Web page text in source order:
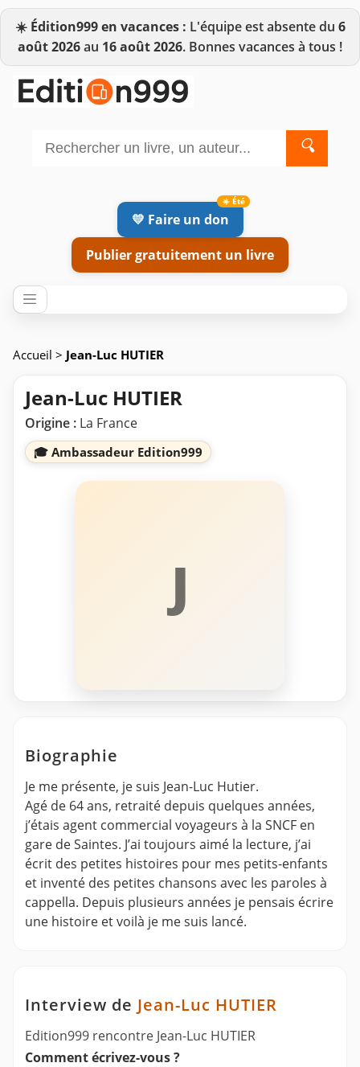
☀️ Édition999 en vacances : L'équipe est absente du 6
août 2026au 16 août 2026. Bonnes vacances à tous !
🔍
💛 Faire un don
Publier gratuitement un livre
Accueil > Jean-Luc HUTIER
Jean-Luc HUTIER
Origine : La France
🎓 Ambassadeur Edition999
J
Biographie
Je me présente, je suis Jean-Luc Hutier.
Agé de 64 ans, retraité depuis quelques années,
j’étais agent commercial voyageurs à la SNCF en
gare de Saintes. J’ai toujours aimé la lecture, j’ai
écrit des petites histoires pour mes petits-enfants
et inventé des petites chansons avec les paroles à
cappella. Depuis plusieurs années je pensais écrire
une histoire et voilà je me suis lancé.
Interview de Jean-Luc HUTIER
Edition999 rencontre Jean-Luc HUTIER
Comment écrivez-vous ?